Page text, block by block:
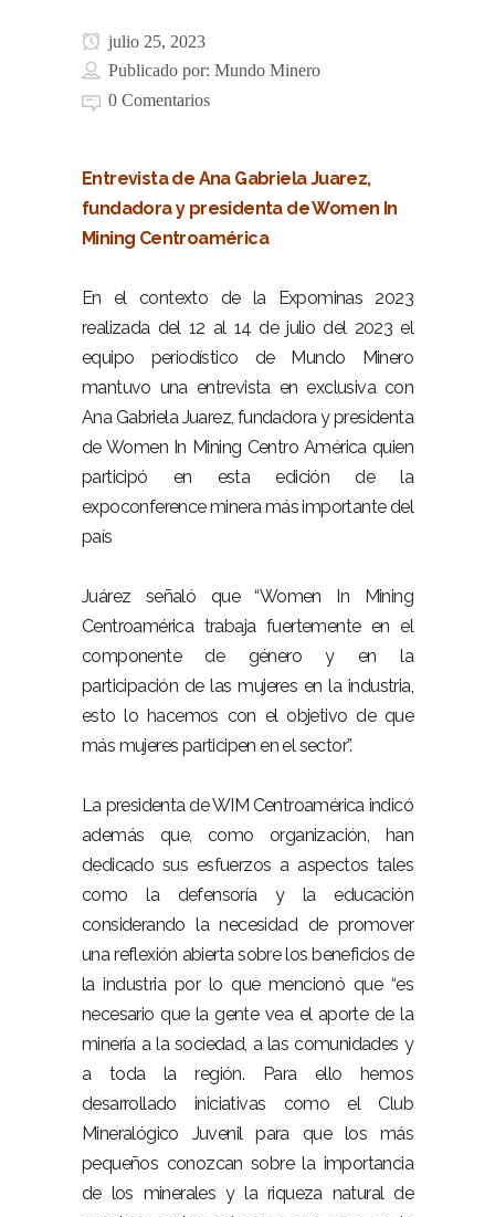
julio 25, 2023
Publicado por: Mundo Minero
0 Comentarios
Entrevista de Ana Gabriela Juarez,
fundadora y presidenta de Women In
Mining Centroamérica
En el contexto de la Expominas 2023
realizada del 12 al 14 de julio del 2023 el
equipo periodístico de Mundo Minero
mantuvo una entrevista en exclusiva con
Ana Gabriela Juarez, fundadora y presidenta
de Women In Mining Centro América quien
participó en esta edición de la
expoconference minera más importante del
país
Juárez señaló que “Women In Mining
Centroamérica trabaja fuertemente en el
componente de género y en la
participación de las mujeres en la industria,
esto lo hacemos con el objetivo de que
más mujeres participen en el sector”.
La presidenta de WIM Centroamérica indicó
además que, como organización, han
dedicado sus esfuerzos a aspectos tales
como la defensoría y la educación
considerando la necesidad de promover
una reflexión abierta sobre los beneficios de
la industria por lo que mencionó que “es
necesario que la gente vea el aporte de la
minería a la sociedad, a las comunidades y
a toda la región. Para ello hemos
desarrollado iniciativas como el Club
Mineralógico Juvenil para que los más
pequeños conozcan sobre la importancia
de los minerales y la riqueza natural de